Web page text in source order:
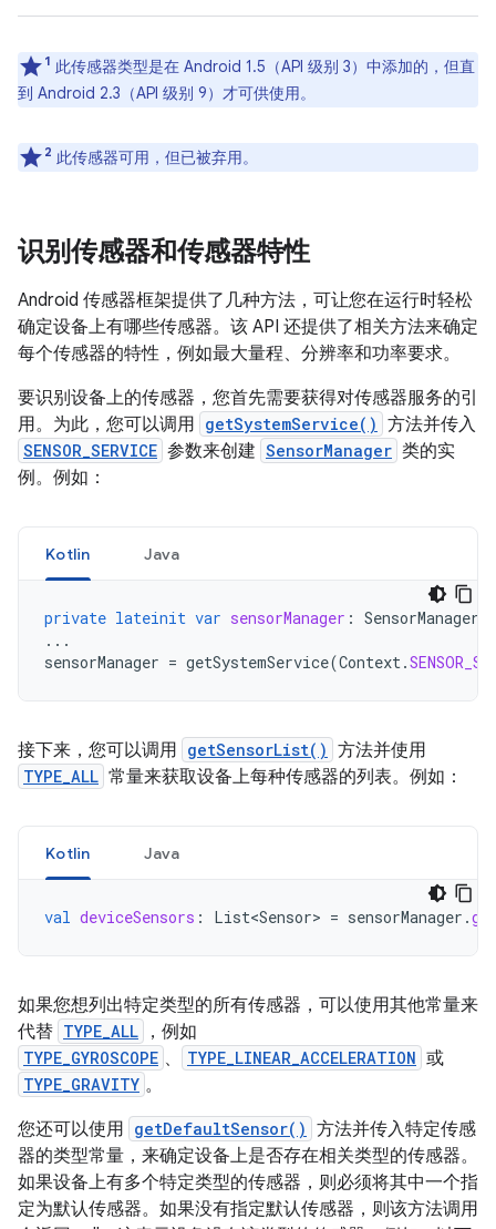
1 此传感器类型是在 Android 1.5（API 级别 3）中添加的，但直
到 Android 2.3（API 级别 9）才可供使用。
2 此传感器可用，但已被弃用。
识别传感器和传感器特性
Android 传感器框架提供了几种方法，可让您在运行时轻松
确定设备上有哪些传感器。该 API 还提供了相关方法来确定
每个传感器的特性，例如最大量程、分辨率和功率要求。
要识别设备上的传感器，您首先需要获得对传感器服务的引
用。为此，您可以调用 getSystemService() 方法并传入
SENSOR_SERVICE 参数来创建 SensorManager 类的实
例。例如：
Kotlin Java
private lateinit var sensorManager : SensorManager
...
sensorManager = getSystemService(Context.
接下来，您可以调用 getSensorList() 方法并使用
TYPE_ALL 常量来获取设备上每种传感器的列表。例如：
Kotlin Java
val deviceSensors : List<Sensor> = sensorManager .
如果您想列出特定类型的所有传感器，可以使用其他常量来
代替 TYPE_ALL ，例如
TYPE_GYROSCOPE 、 TYPE_LINEAR_ACCELERATION 或
TYPE_GRAVITY 。
您还可以使用 getDefaultSensor() 方法并传入特定传感
器的类型常量，来确定设备上是否存在相关类型的传感器。
如果设备上有多个特定类型的传感器，则必须将其中一个指
定为默认传感器。如果没有指定默认传感器，则该方法调用